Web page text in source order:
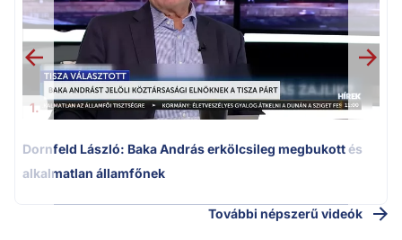
1.
Dornfeld László: Baka András erkölcsileg megbukott és
alkalmatlan államfőnek
További népszerű videók